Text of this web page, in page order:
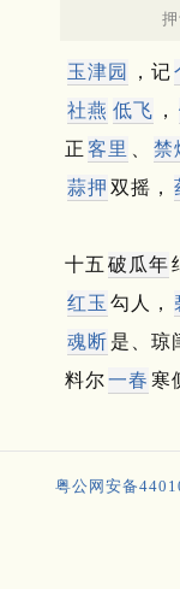
押
玉津园 ，记
社燕 低飞 ，
正 客里 禁
蒜押 双摇，
十五 破瓜年
红玉 勾人，
魂断 是、琼
料尔一春 寒
粤公网安备